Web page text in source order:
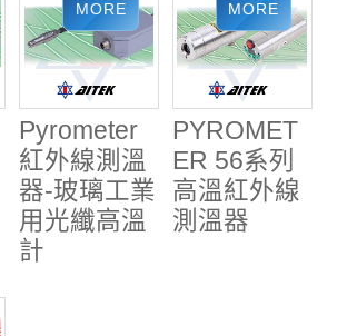
Pyrometer
紅外線測溫
器-玻璃工業
用光纖高溫
計
PYROMET
ER 56系列
高溫紅外線
測溫器